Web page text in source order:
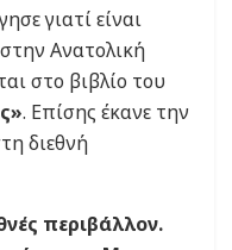
γιατί είναι
Ανατολική
στο βιβλίο του
. Επίσης έκανε την
διεθνή
περιβάλλον.